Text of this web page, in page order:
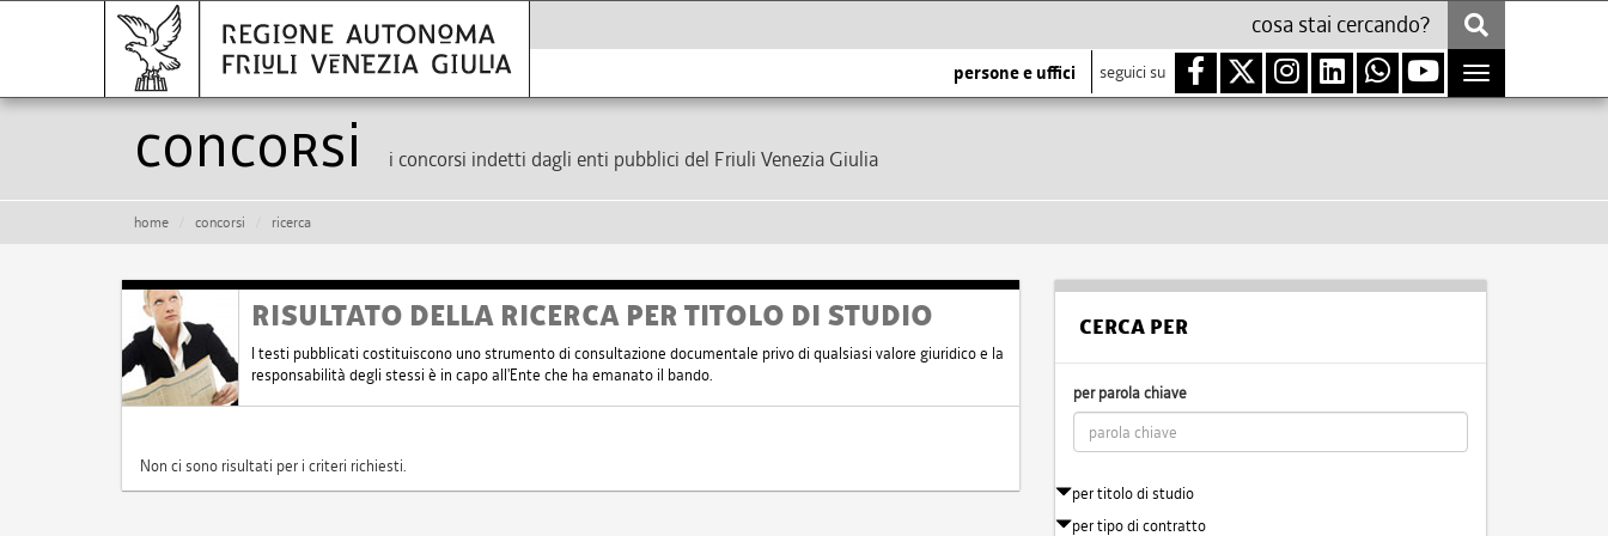
persone e uffici seguici su
Toggle
navigation
Concorsi i concorsi indetti dagli enti pubblici del Friuli Venezia Giulia
home concorsi ricerca
RISULTATO DELLA RICERCA PER TITOLO DI STUDIO
I testi pubblicati costituiscono uno strumento di consultazione documentale privo di qualsiasi valore giuridico e la
responsabilità degli stessi è in capo all'Ente che ha emanato il bando.
Non ci sono risultati per i criteri richiesti.
CERCA PER
per parola chiave
per titolo di studio
per tipo di contratto